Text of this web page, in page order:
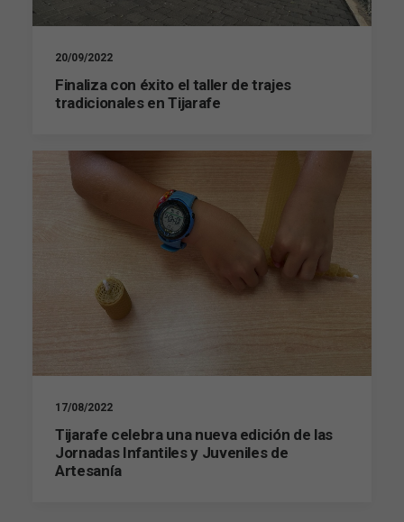
20/09/2022
Finaliza con éxito el taller de trajes
tradicionales en Tijarafe
17/08/2022
Tijarafe celebra una nueva edición de las
Jornadas Infantiles y Juveniles de
Artesanía